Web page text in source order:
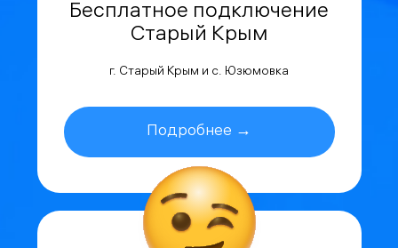
Бесплатное подключение
Старый Крым
г. Старый Крым и с. Юзюмовка
Подробнее →